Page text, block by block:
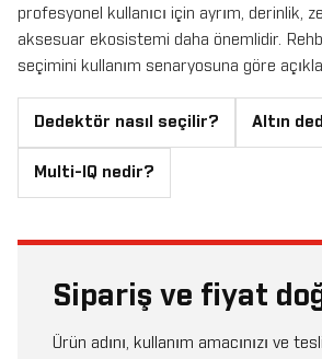
profesyonel kullanıcı için ayrım, derinlik,
aksesuar ekosistemi daha önemlidir.
seçimini kullanım senaryosuna göre
Dedektör nasıl seçilir? Altın
Multi-IQ nedir?
Sipariş ve fiyat
Ürün adını, kullanım amacınızı ve